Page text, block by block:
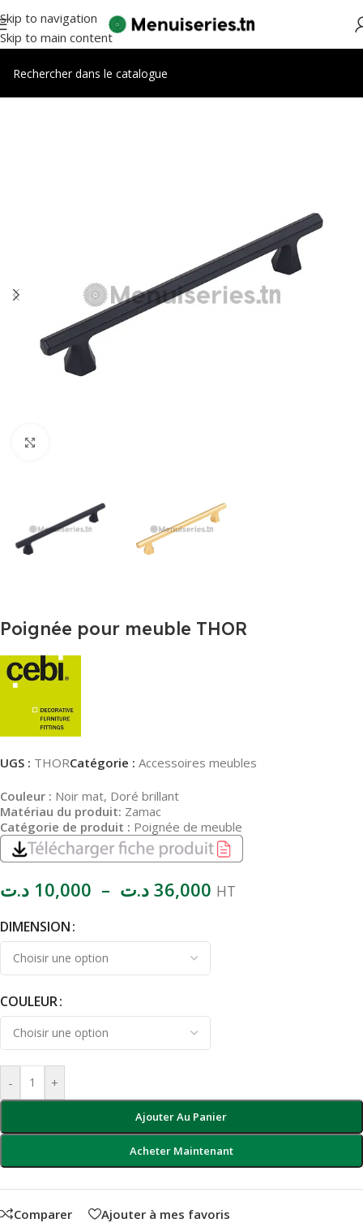
Skip to navigation
Skip to main content
Poignée pour meuble THOR
UGS : THORCatégorie : Accessoires meubles
Couleur : Noir mat, Doré brillant
Matériau du produit: Zamac
Catégorie de produit : Poignée de meuble
10,000 د.ت – 36,000 د.ت HT
DIMENSION
COULEUR
- +
Ajouter Au Panier
Acheter Maintenant
Comparer Ajouter à mes favoris